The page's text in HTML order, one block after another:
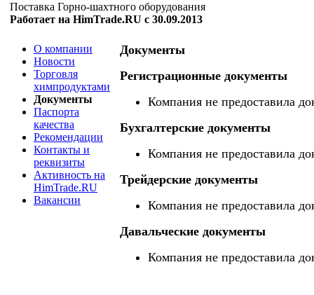
Поставка Горно-шахтного оборудования
Работает на HimTrade.RU с 30.09.2013
О компании
Новости
Торговля
химпродуктами
Документы
Паспорта
качества
Рекомендации
Контакты и
реквизиты
Активность на
HimTrade.RU
Вакансии
Документы
Регистрационные документы
Компания не предоставила
Бухгалтерские документы
Компания не предоставила
Трейдерские документы
Компания не предоставила
Давальческие документы
Компания не предоставила